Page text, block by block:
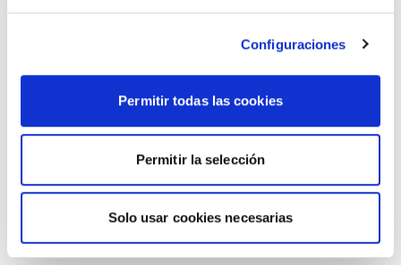
Configuraciones
Permitir todas las cookies
Permitir la selección
Solo usar cookies necesarias